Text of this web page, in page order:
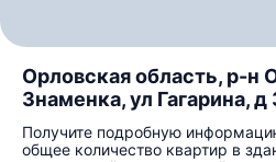
Орловская область, р-н
Знаменка, ул Гагарина, д
Получите подробную
общее количество квартир в